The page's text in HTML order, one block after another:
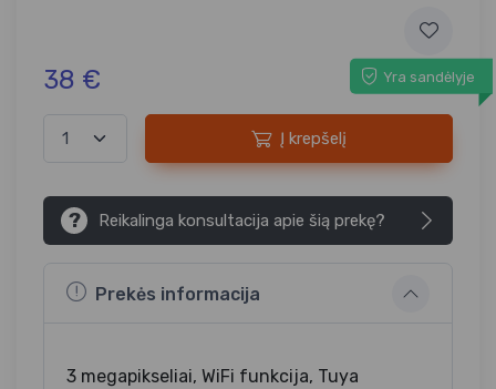
38 € Yra sandėlyje
Į krepšelį
? Reikalinga konsultacija apie šią prekę?
Prekės informacija
3 megapikseliai, WiFi funkcija, Tuya